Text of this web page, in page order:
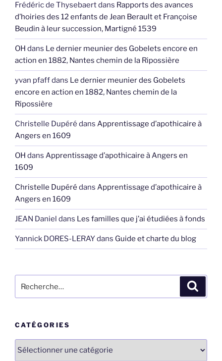
Frédéric de Thysebaertdans Rapports des avances
d’hoiries des 12 enfants de Jean Berault et Françoise
Beudin à leur succession, Martigné 1539
OH dans Le dernier meunier des Gobelets encore en
action en 1882, Nantes chemin de la Ripossière
yvan pfaffdans Le dernier meunier des Gobelets
encore en action en 1882, Nantes chemin de la
Ripossière
Christelle Dupéré dans Apprentissage d’apothicaire à
Angers en 1609
OH dans Apprentissage d’apothicaire à Angers en
1609
Christelle Dupéré dans Apprentissage d’apothicaire à
Angers en 1609
JEAN Daniel dans Les familles que j’ai étudiées à fonds
Yannick DORES-LERAYdans Guide et charte du blog
pour
CATÉGORIES
Catégories